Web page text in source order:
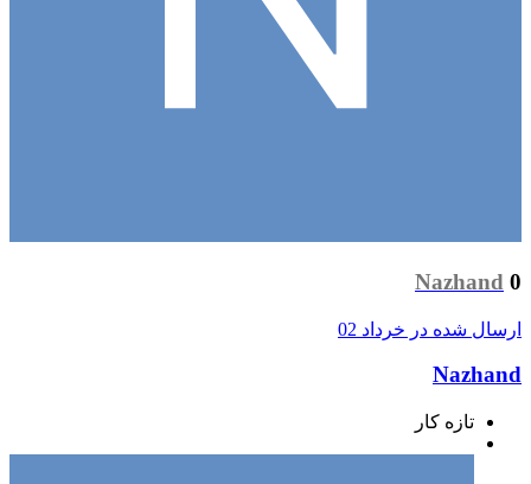
Nazhand 0
ارسال شده در خرداد 02
Nazhand
تازه کار